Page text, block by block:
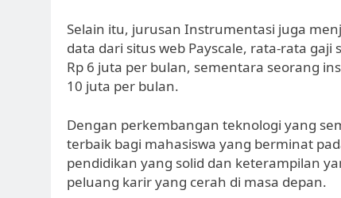
Selain itu, jurusan Instrumentasi juga
data dari situs web Payscale, rata-rata
Rp 6 juta per bulan, sementara seorang
10 juta per bulan.
Dengan perkembangan teknologi yang
terbaik bagi mahasiswa yang berminat
pendidikan yang solid dan keterampilan
peluang karir yang cerah di masa depan.